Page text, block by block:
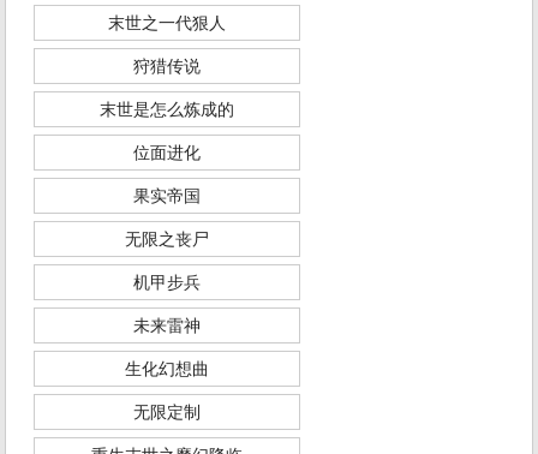
末世之一代狠人
狩猎传说
末世是怎么炼成的
位面进化
果实帝国
无限之丧尸
机甲步兵
未来雷神
生化幻想曲
无限定制